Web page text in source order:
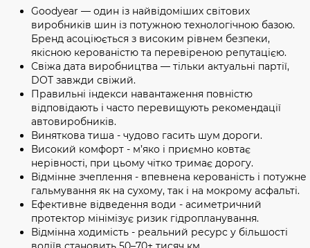
Goodyear — один із найвідоміших світових
виробників шин із потужною технологічною базою.
Бренд асоціюється з високим рівнем безпеки,
якісною керованістю та перевіреною репутацією.
Свіжа дата виробництва — тільки актуальні партії,
DOT завжди свіжий.
Правильні індекси навантаження повністю
відповідають і часто перевищують рекомендації
автовиробників.
Виняткова тиша - чудово гасить шум дороги.
Високий комфорт - м’яко і приємно ковтає
нерівності, при цьому чітко тримає дорогу.
Відмінне зчеплення - впевнена керованість і потужне
гальмування як на сухому, так і на мокрому асфальті.
Ефективне відведення води - асиметричний
протектор мінімізує ризик гідропланування.
Відмінна ходимість - реальний ресурс у більшості